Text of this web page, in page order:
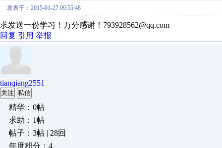
发表于：2015-01-27 09:55:48
求发送一份学习！万分感谢！793928562@qq.com
回复 引用 举报
tianqiang2551
关注 私信
精华：0帖
求助：1帖
帖子：3帖 | 28回
年度积分：4